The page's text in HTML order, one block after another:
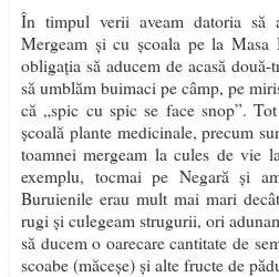
În timpul verii aveam datoria să
Mergeam și cu școala pe la Masa
obligația să aducem de acasă
să umblăm buimaci pe câmp, pe
că „spic cu spic se face snop”.
școală plante medicinale, precum
toamnei mergeam la cules de vie
exemplu, tocmai pe Negară și
Buruienile erau mult mai mari
rugi și culegeam strugurii, ori
să ducem o oarecare cantitate de
scoabe (măceșe) și alte fructe de